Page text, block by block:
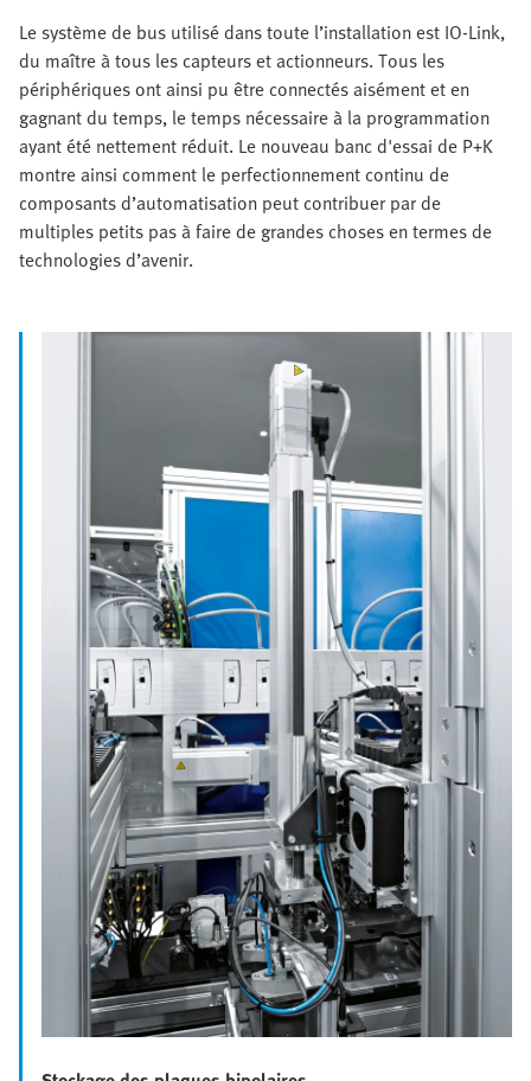
Le système de bus utilisé dans toute l’installation est IO-Link,
du maître à tous les capteurs et actionneurs. Tous les
périphériques ont ainsi pu être connectés aisément et en
gagnant du temps, le temps nécessaire à la programmation
ayant été nettement réduit. Le nouveau banc d'essai de P+K
montre ainsi comment le perfectionnement continu de
composants d’automatisation peut contribuer par de
multiples petits pas à faire de grandes choses en termes de
technologies d’avenir.